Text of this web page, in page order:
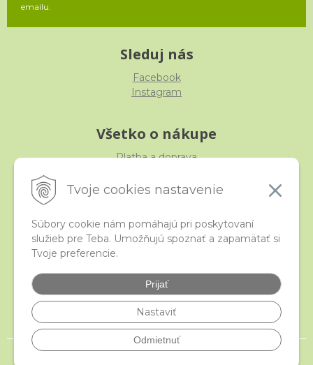
Tvoje cookies nastavenie
Súbory cookie nám pomáhajú pri poskytovaní
služieb pre Teba. Umožňujú spoznať a zapamätať si
Tvoje preferencie.
Prijať
Nastaviť
Odmietnuť
emailu.
Sleduj nás
Facebook
Instagram
Všetko o nákupe
Platba a doprava
Obchodné podmienky
iStraka
Veľkoobchod
Najčastejšie otázky
Certifikáty
© 2026 istraka.sk - najligotavejšie korálky a polodrahokamy široko ďaleko •